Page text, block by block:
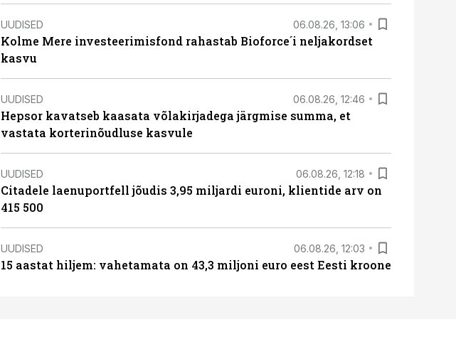
UUDISED 06.08.26, 13:06
Kolme Mere investeerimisfond rahastab Bioforce´i neljakordset
kasvu
UUDISED 06.08.26, 12:46
Hepsor kavatseb kaasata võlakirjadega järgmise summa, et
vastata korterinõudluse kasvule
UUDISED 06.08.26, 12:18
Citadele laenuportfell jõudis 3,95 miljardi euroni, klientide arv on
415 500
UUDISED 06.08.26, 12:03
15 aastat hiljem: vahetamata on 43,3 miljoni euro eest Eesti kroone